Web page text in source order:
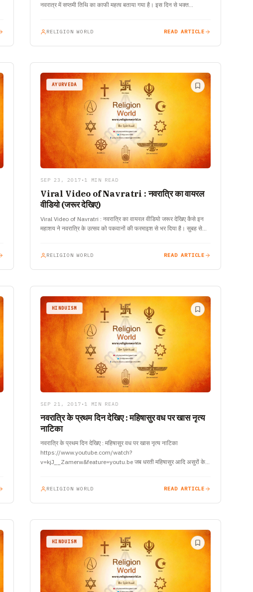
नवरात्र में सप्तमी तिथि का काफी महत्व बताया गया है। इस दिन से भक्त…
RELIGION WORLD READ ARTICLE
AYURVEDA
SEP 23, 2017 • 1 MIN READ
Viral Video of Navratri : नवरात्रि का वायरल
वीडियो (जरूर देखिए)
Viral Video of Navratri : नवरात्रि का वायरल वीडियो जरूर देखिए कैसे इन
महाशय ने नवरात्रि के उत्सव को पकवानों की फरमाइश से भर दिया है। सुबह से…
RELIGION WORLD READ ARTICLE
HINDUISM
SEP 21, 2017 • 1 MIN READ
नवरात्रि के प्रथम दिन देखिए : महिषासुर वध पर खास नृत्य
नाटिका
नवरात्रि के प्रथम दिन देखिए : महिषासुर वध पर खास नृत्य नाटिका
https://www.youtube.com/watch?
v=kjJ__Zamerw&feature=youtu.be जब धरती महिषासुर आदि असुरों के
RELIGION WORLD READ ARTICLE
HINDUISM